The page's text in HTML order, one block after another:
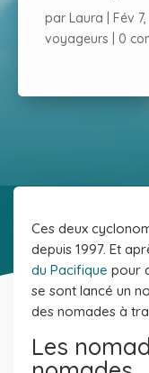
par Laura Fév
voyageurs
0
Ces deux
depuis 1997. Et
du Pacifique pour
se sont lancé un
des nomades à
Les